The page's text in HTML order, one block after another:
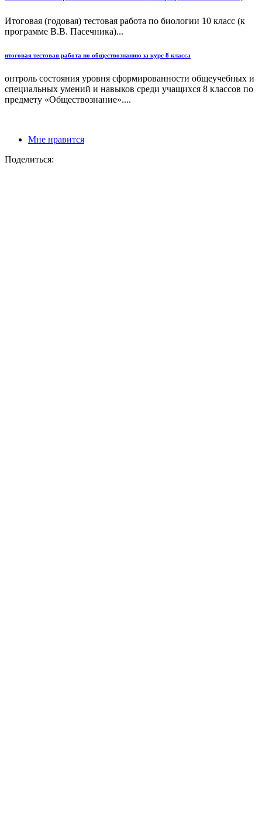
Итоговая (годовая) тестовая работа по биологии 10 класс (к
программе В.В. Пасечника)...
итоговая тестовая работа по обществознанию за курс 8 класса
онтроль состояния уровня сформированности общеучебных и
специальных умений и навыков среди учащихся 8 классов по
предмету «Обществознание»....
Мне нравится
Поделиться: